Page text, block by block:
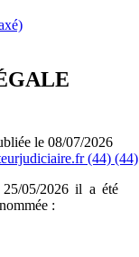
le 08/07/2026
(44) (44)
05/2026 il a été
: